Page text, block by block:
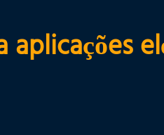
aplicações